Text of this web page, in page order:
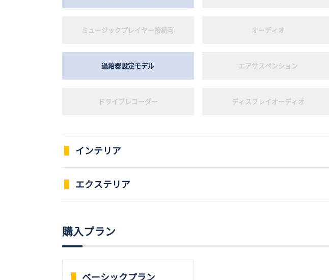
ミュージックプレイヤー接続可 オーディオ
過給器設定モデル エアサスペンション
ドライブレコーダー ディスプレイオーディオ
インテリア
パワーウインドウ キーレスエントリー
シートエアコン
エクステリア
両側電動スライドドア サンルーフ
エアロパーツ
購入プラン
ベーシックプラン